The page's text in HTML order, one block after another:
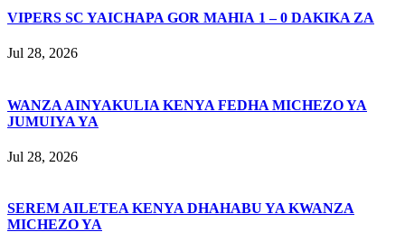
VIPERS SC YAICHAPA GOR MAHIA 1 – 0 DAKIKA ZA
Jul 28, 2026
WANZA AINYAKULIA KENYA FEDHA MICHEZO YA
JUMUIYA YA
Jul 28, 2026
SEREM AILETEA KENYA DHAHABU YA KWANZA
MICHEZO YA